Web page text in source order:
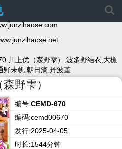
川上优（森野雫）,波多野结衣,大槻
野未帆,朝日滴,丹波堇
野雫）
编号:CEMD-670
编码:cemd00670
发行:2025-04-05
时长:1544分钟